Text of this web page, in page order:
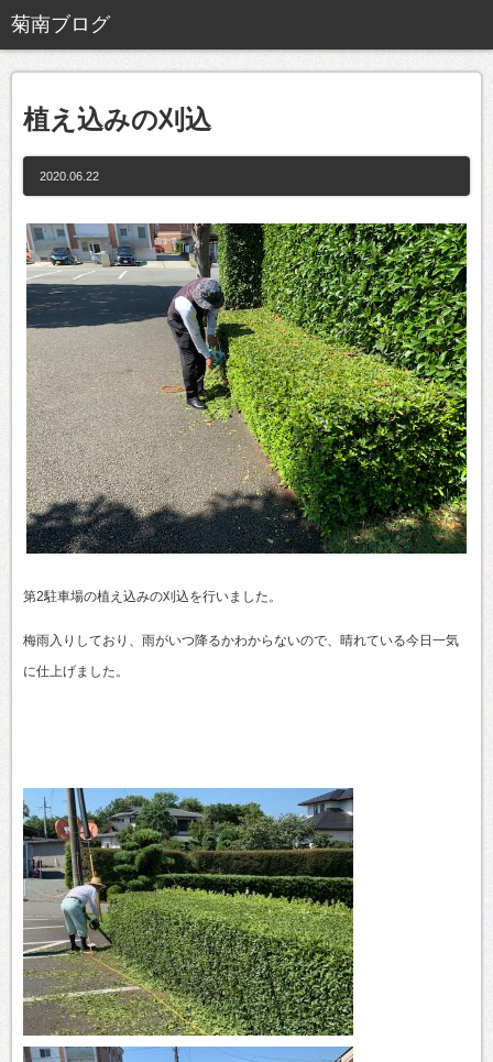
植え込みの刈込
2020.06.22
第2駐車場の植え込みの刈込を行いました。
梅雨入りしており、雨がいつ降るかわからないので、晴れている今日一気
に仕上げました。